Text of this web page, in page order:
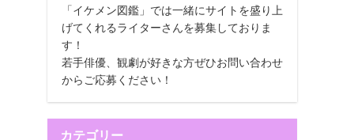
「イケメン図鑑」では一緒にサイトを盛り上
げてくれるライターさんを募集しておりま
す！
若手俳優、観劇が好きな方ぜひお問い合わせ
からご応募ください！
カテゴリー